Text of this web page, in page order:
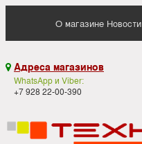
О магазине Новости
 Адреса магазинов
WhatsApp и Viber:
+7 928 22-00-390